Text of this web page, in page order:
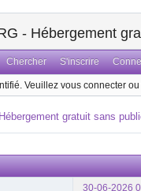
- Hébergement
Chercher S'inscrire
Veuillez vous connecter ou
gratuit sans
30-06-2026